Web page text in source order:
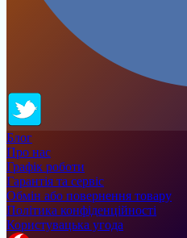
Блог
Про нас
Графік роботи
Гарантія та сервіс
Обмін або повернення товару
Політика конфіденційності
Користувацька угода